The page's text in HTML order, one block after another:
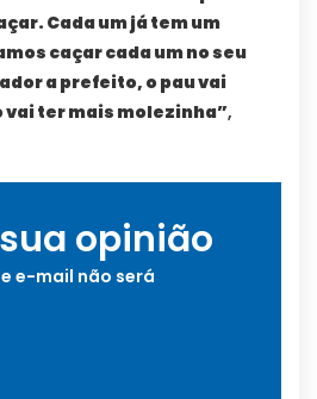
Cada um já tem um
caçar cada um no seu
a prefeito, o pau vai
vai ter mais molezinha”,
opinião
e-mail não será